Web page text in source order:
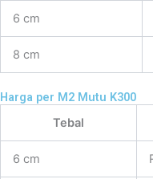
6 cm
8 cm
Harga per M2 Mutu K300
Tebal
6 cm